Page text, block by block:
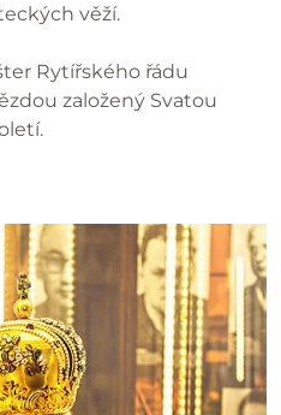
věží.
Rytířského řádu
založený Svatou